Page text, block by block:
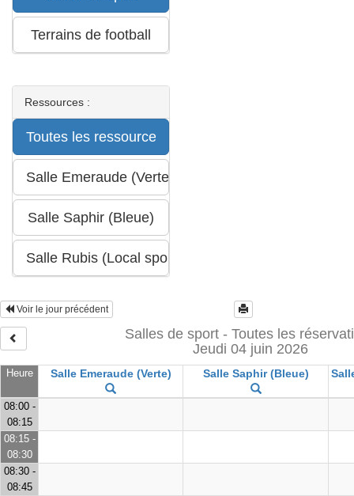
Ressources :
Voir le jour précédent
Salles de sport - Toutes les
Jeudi 04 juin 2026
Heure Salle Emeraude (Verte) Salle Saphir (Bleue)
08:00 -
08:15
08:15 -
08:30
08:30 -
08:45